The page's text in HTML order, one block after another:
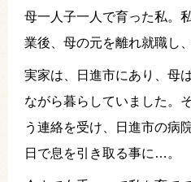
母一人子一人で育った私。
業後、母の元を離れ就職し
実家は、日進市にあり、母
ながら暮らしていました。
う連絡を受け、日進市の病
日で息を引き取る事に…。